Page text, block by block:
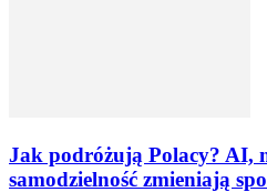
Jak podróżują Polacy? AI,
samodzielność zmieniają